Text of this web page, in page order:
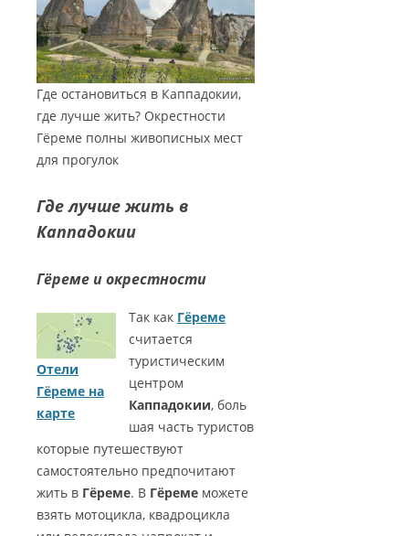
Где остановиться в Каппадокии,
где лучше жить? Окрестности
Гёреме полны живописных мест
для прогулок
Где лучше жить в
Каппадокии
Гёреме и окрестности
Отели
Гёреме на
карте
Так как Гёреме
считается
туристическим
центром
Каппадокии, боль
шая часть туристов
которые путешествуют
самостоятельно предпочитают
жить в Гёреме. В Гёреме можете
взять мотоцикла, квадроцикла